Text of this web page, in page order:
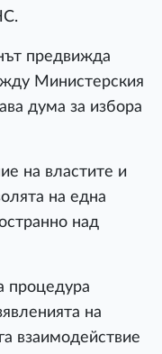
предвижда
Министерския
дума за избора
на властите и
на една
над
процедура
на
взаимодействие